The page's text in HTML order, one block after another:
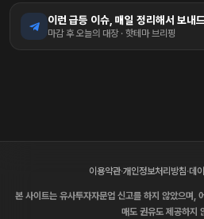
이런 급등 이슈, 매일 정리해서 보내
마감 후 오늘의 대장 · 핫테마 브리핑
이용약관·개인정보처리방침·데
본 사이트는 유사투자자문업 신고를 하지 않았으며,
매도 권유도 제공하지